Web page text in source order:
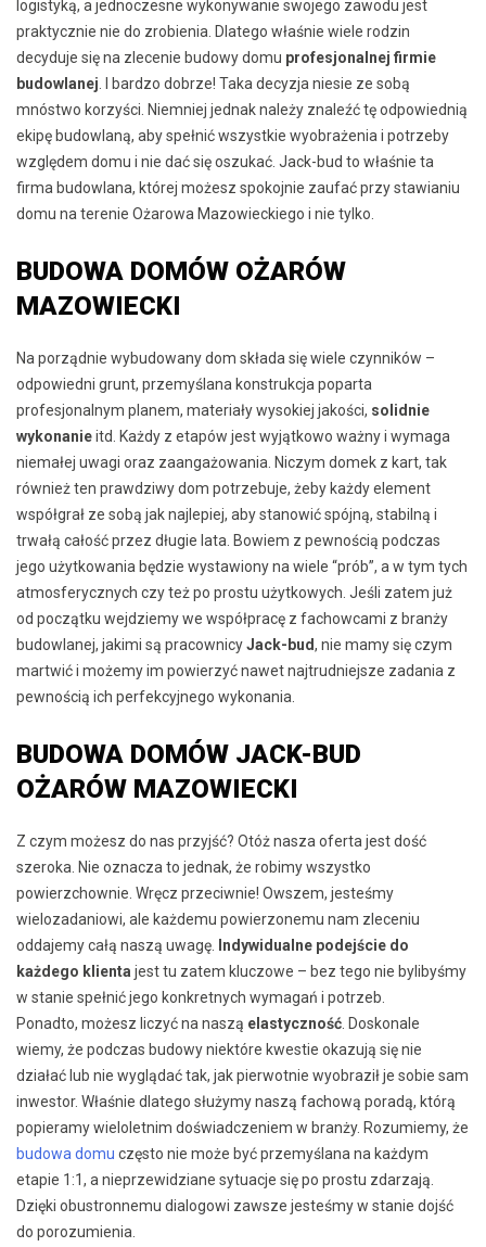
logistyką, a jednoczesne wykonywanie swojego zawodu jest
praktycznie nie do zrobienia. Dlatego właśnie wiele rodzin
decyduje się na zlecenie budowy domu profesjonalnej firmie
budowlanej . I bardzo dobrze! Taka decyzja niesie ze sobą
mnóstwo korzyści. Niemniej jednak należy znaleźć tę odpowiednią
ekipę budowlaną, aby spełnić wszystkie wyobrażenia i potrzeby
względem domu i nie dać się oszukać. Jack-bud to właśnie ta
firma budowlana, której możesz spokojnie zaufać przy stawianiu
domu na terenie Ożarowa Mazowieckiego i nie tylko.
BUDOWA DOMÓW OŻARÓW
MAZOWIECKI
Na porządnie wybudowany dom składa się wiele czynników –
odpowiedni grunt, przemyślana konstrukcja poparta
profesjonalnym planem, materiały wysokiej jakości, solidnie
wykonanieitd. Każdy z etapów jest wyjątkowo ważny i wymaga
niemałej uwagi oraz zaangażowania. Niczym domek z kart, tak
również ten prawdziwy dom potrzebuje, żeby każdy element
współgrał ze sobą jak najlepiej, aby stanowić spójną, stabilną i
trwałą całość przez długie lata. Bowiem z pewnością podczas
jego użytkowania będzie wystawiony na wiele “prób”, a w tym tych
atmosferycznych czy też po prostu użytkowych. Jeśli zatem już
od początku wejdziemy we współpracę z fachowcami z branży
budowlanej, jakimi są pracownicyJack-bud, nie mamy się czym
martwić i możemy im powierzyć nawet najtrudniejsze zadania z
pewnością ich perfekcyjnego wykonania.
BUDOWA DOMÓW JACK-BUD
OŻARÓW MAZOWIECKI
Z czym możesz do nas przyjść? Otóż nasza oferta jest dość
szeroka. Nie oznacza to jednak, że robimy wszystko
powierzchownie. Wręcz przeciwnie! Owszem, jesteśmy
wielozadaniowi, ale każdemu powierzonemu nam zleceniu
oddajemy całą naszą uwagę.
Indywidualne podejście do
każdego klienta jest tu zatem kluczowe – bez tego nie bylibyśmy
w stanie spełnić jego konkretnych wymagań i potrzeb.
Ponadto, możesz liczyć na naszą elastyczność . Doskonale
wiemy, że podczas budowy niektóre kwestie okazują się nie
działać lub nie wyglądać tak, jak pierwotnie wyobraził je sobie sam
inwestor. Właśnie dlatego służymy naszą fachową poradą, którą
popieramy wieloletnim doświadczeniem w branży. Rozumiemy, że
budowa domu często nie może być przemyślana na każdym
etapie 1:1, a nieprzewidziane sytuacje się po prostu zdarzają.
Dzięki obustronnemu dialogowi zawsze jesteśmy w stanie dojść
do porozumienia.